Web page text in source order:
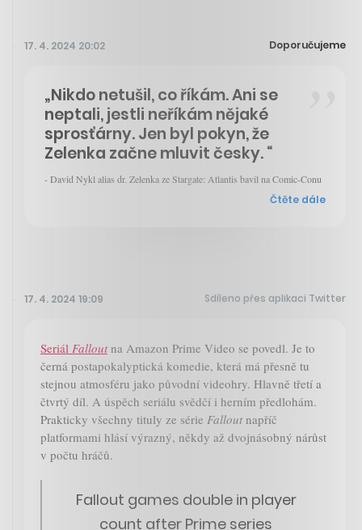
17. 4. 2024 20:02 Doporučujeme
„Nikdo netušil, co říkám. Ani se
neptali, jestli neříkám nějaké
sprosťárny. Jen byl pokyn, že
Zelenka začne mluvit česky. “
- David Nykl alias dr. Zelenka ze Stargate: Atlantis bavil na Comic-Conu
Čtěte dále
17. 4. 2024 19:09 Sdíleno přes aplikaci Twitter
Seriál Falloutna Amazon Prime Video se povedl. Je to
černá postapokalyptická komedie, která má přesně tu
stejnou atmosféru jako původní videohry. Hlavně třetí a
čtvrtý díl. A úspěch seriálu svědčí i herním předlohám.
Prakticky všechny tituly ze série Fallout napříč
platformami hlásí výrazný, někdy až dvojnásobný nárůst
v počtu hráčů.
Fallout games double in player
count after Prime series